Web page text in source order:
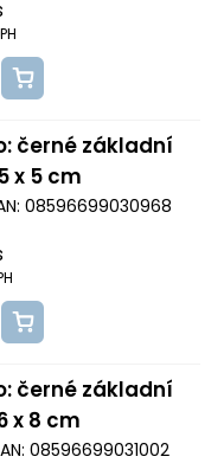
černé základní
x 5 cm
08596699030968
černé základní
x 8 cm
08596699031002